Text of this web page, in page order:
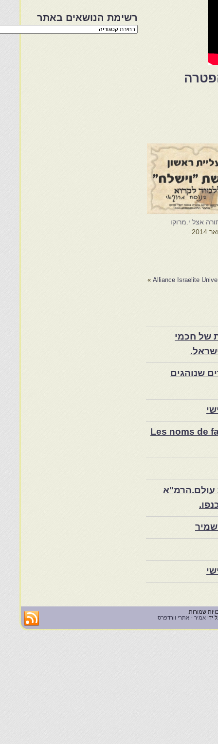
אצל י.מרוקו
Alliance Israelite
»
של חכמי
שנוהגים
Les noms de
עולם.הרמ"א
רשימת הנושאים באתר
רשימת
הנושאים
ידי אמיר - אתרי וורדפרס